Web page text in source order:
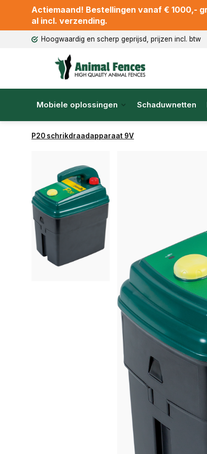
Actiemaand! Bestellingen vanaf € 1000,-
al incl. verzending.
Hoogwaardig en scherp geprijsd, prijzen incl. btw
Mobiele oplossingen Schaduwnetten
P20 schrikdraadapparaat 9V